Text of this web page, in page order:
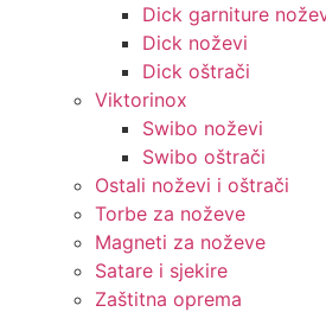
Dick garniture
Dick noževi
Dick oštrači
Viktorinox
Swibo noževi
Swibo oštrači
Ostali noževi i oštrači
Torbe za noževe
Magneti za noževe
Satare i sjekire
Zaštitna oprema